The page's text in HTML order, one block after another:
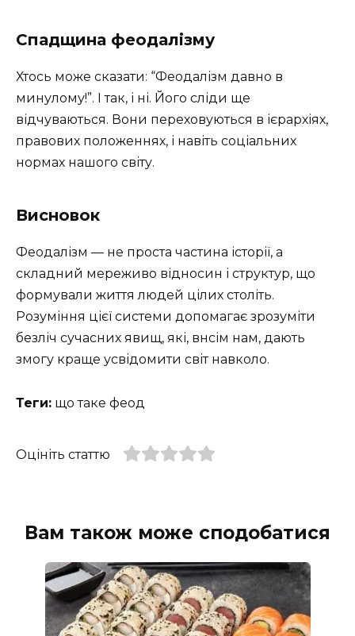
Спадщина феодалізму
Хтось може сказати: “Феодалізм давно в
минулому!”. І так, і ні. Його сліди ще
відчуваються. Вони переховуються в ієрархіях,
правових положеннях, і навіть соціальних
нормах нашого світу.
Висновок
Феодалізм — не проста частина історії, а
складний мереживо відносин і структур, що
формували життя людей цілих століть.
Розуміння цієї системи допомагає зрозуміти
безліч сучасних явищ, які, внcім нам, дають
змогу краще усвідомити світ навколо.
Теги: що таке феод
Оцініть статтю
Вам також може сподобатися